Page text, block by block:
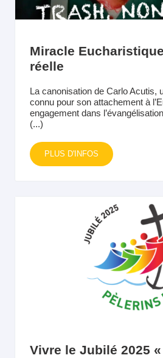
Miracle
réelle
La canonisation de Carlo Acutis,
connu pour son attachement à
engagement dans
(...)
PLUS D'INFOS
Vivre le Jubilé 2025